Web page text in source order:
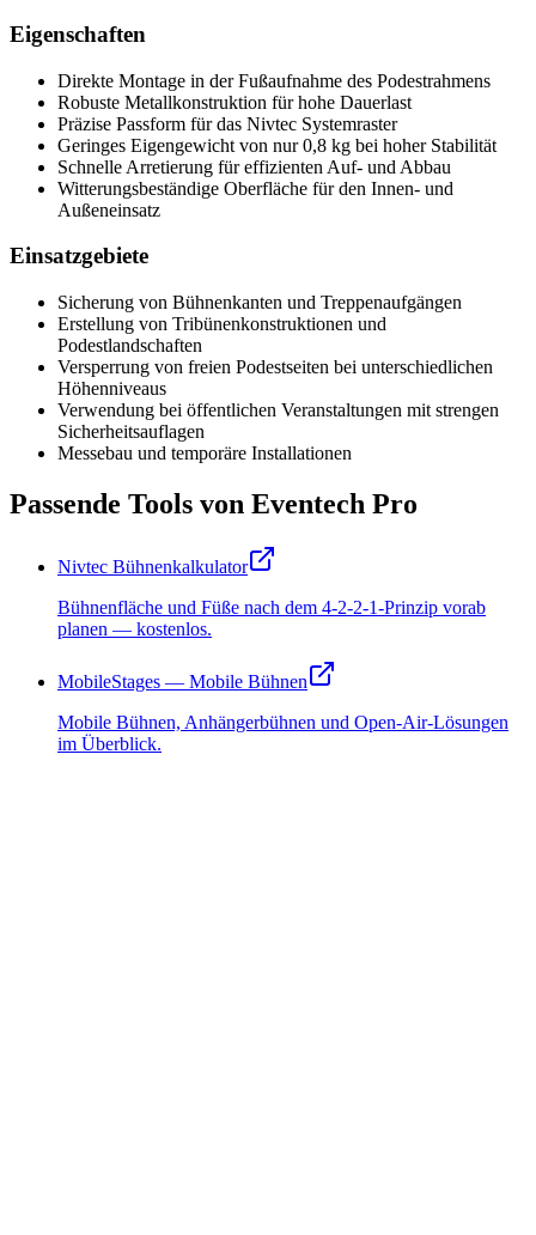
Eigenschaften
Direkte Montage in der Fußaufnahme des Podestrahmens
Robuste Metallkonstruktion für hohe Dauerlast
Präzise Passform für das Nivtec Systemraster
Geringes Eigengewicht von nur 0,8 kg bei hoher Stabilität
Schnelle Arretierung für effizienten Auf- und Abbau
Witterungsbeständige Oberfläche für den Innen- und
Außeneinsatz
Einsatzgebiete
Sicherung von Bühnenkanten und Treppenaufgängen
Erstellung von Tribünenkonstruktionen und
Podestlandschaften
Versperrung von freien Podestseiten bei unterschiedlichen
Höhenniveaus
Verwendung bei öffentlichen Veranstaltungen mit strengen
Sicherheitsauflagen
Messebau und temporäre Installationen
Passende Tools von Eventech Pro
Nivtec Bühnenkalkulator
Bühnenfläche und Füße nach dem 4-2-2-1-Prinzip vorab
planen — kostenlos.
MobileStages — Mobile Bühnen
Mobile Bühnen, Anhängerbühnen und Open-Air-Lösungen
im Überblick.